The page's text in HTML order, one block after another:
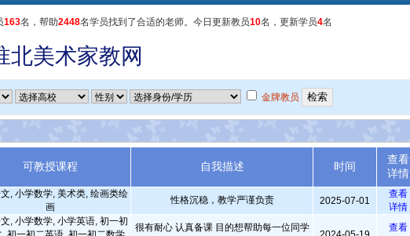
163名，帮助2448名学员找到了合适的老师。今日更新教员10名，更新学员4名
北美术家教网
金牌教员
可教授课程 自我描述 时间
查看
详情
, 小学数学, 美术类, 绘画类绘
画
性格沉稳，教学严谨负责 2025-07-01
查看
详情
, 小学数学, 小学英语, 初一初
很有耐心 认真备课 目的想帮助每一位同学
查看